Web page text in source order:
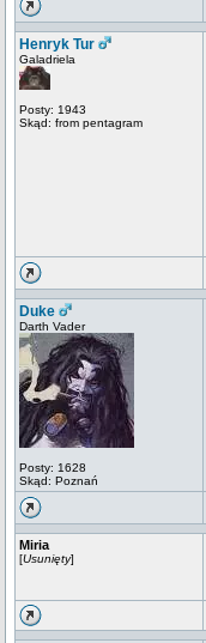
Henryk Tur
Galadriela
Posty: 1943
Skąd: from pentagram
Duke
Darth Vader
Posty: 1628
Skąd: Poznań
Miria
[Usunięty]